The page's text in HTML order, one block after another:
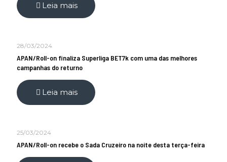
Leia mais
28/03/2024
APAN/Roll-on finaliza Superliga BET7k com uma das melhores
campanhas do returno
Leia mais
25/03/2024
APAN/Roll-on recebe o Sada Cruzeiro na noite desta terça-feira